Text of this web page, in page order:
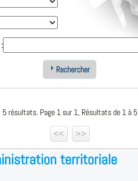
Rechercher
5 résultats. Page 1 sur 1, Résultats de 1 à 5
<<
>>
territoriale